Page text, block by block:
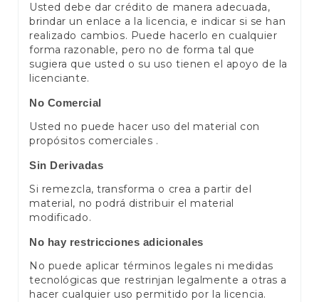
Usted debe dar crédito de manera adecuada,
brindar un enlace a la licencia, e indicar si se han
realizado cambios. Puede hacerlo en cualquier
forma razonable, pero no de forma tal que
sugiera que usted o su uso tienen el apoyo de la
licenciante.
No Comercial
Usted no puede hacer uso del material con
propósitos comerciales .
Sin Derivadas
Si remezcla, transforma o crea a partir del
material, no podrá distribuir el material
modificado.
No hay restricciones adicionales
No puede aplicar términos legales ni medidas
tecnológicas que restrinjan legalmente a otras a
hacer cualquier uso permitido por la licencia.